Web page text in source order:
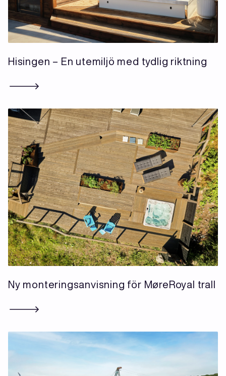
Hisingen – En utemiljö med tydlig riktning
Ny monteringsanvisning för MøreRoyal trall